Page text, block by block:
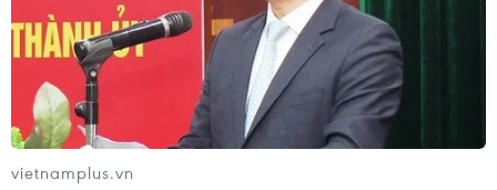
vietnamplus.vn